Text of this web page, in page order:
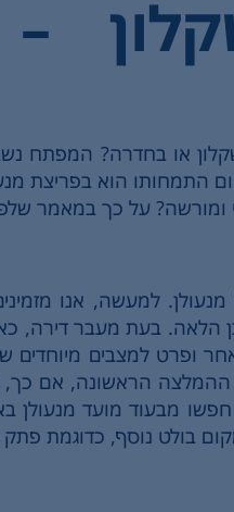
או בחדרה? המפתח
הוא בפריצת
ומורשה? על כך במאמר
למעשה, אנו
בעת מעבר דירה,
ופרט למצבים מיוחדים
הראשונה, אם כך,
מבעוד מועד מנעולן
בולט נוסף, כדוגמת פתק